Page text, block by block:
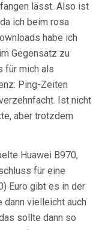
lässt. Also ist
ich beim rosa
habe ich
Gegensatz zu
für mich als
Ping-Zeiten
Ist nicht
aber trotzdem
Huawei B970,
für eine
Euro gibt es in der
dann vielleicht auch
sollte dann so